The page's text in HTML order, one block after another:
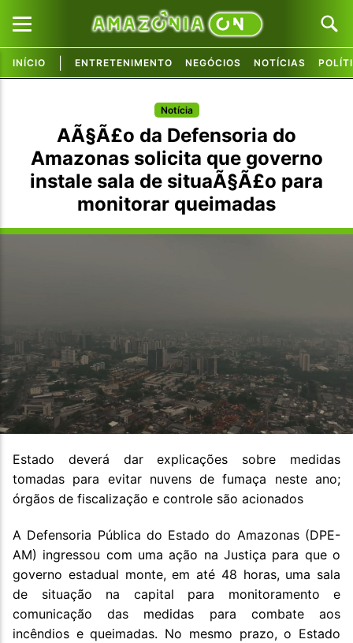
INÍCIO ENTRETENIMENTO NEGÓCIOS NOTÍCIAS
Notícia
AÃ§Ã£o da Defensoria do
Amazonas solicita que governo
instale sala de situaÃ§Ã£o para
monitorar queimadas
Estado deverá dar explicações sobre medidas
tomadas para evitar nuvens de fumaça neste ano;
órgãos de fiscalização e controle são acionados
A Defensoria Pública do Estado do Amazonas (DPE-
AM) ingressou com uma ação na Justiça para que o
governo estadual monte, em até 48 horas, uma sala
de situação na capital para monitoramento e
comunicação das medidas para combate aos
incêndios e queimadas. No mesmo prazo, o Estado